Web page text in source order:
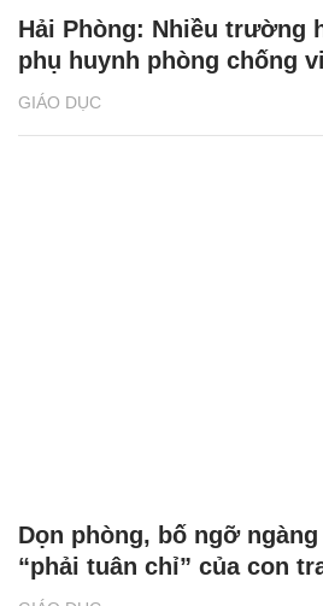
GIÁO DỤC
Hải Phòng: Nhiều trường
phụ huynh phòng chống
Dọn phòng, bố ngỡ
“phải tuân chỉ” của con